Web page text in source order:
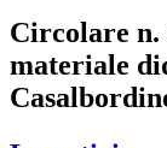
Circolare n.
materiale